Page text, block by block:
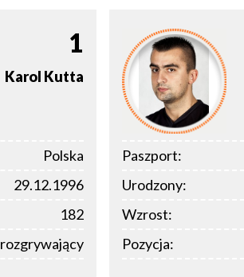
1
Karol Kutta
Polska
29.12.1996
182
rozgrywający
Paszport:
Urodzony:
Wzrost:
Pozycja: